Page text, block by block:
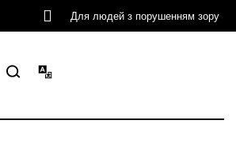
Для людей з порушенням зору